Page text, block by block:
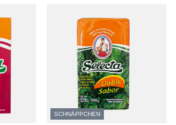
SCHNÄPPCHEN